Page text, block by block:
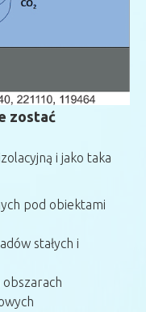
zostać
i jako taka
pod obiektami
stałych i